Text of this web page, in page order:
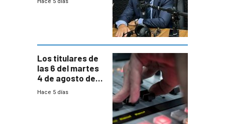
Hace 5 días
Los titulares de
las 6 del martes
4 de agosto de
2026
Hace 5 días